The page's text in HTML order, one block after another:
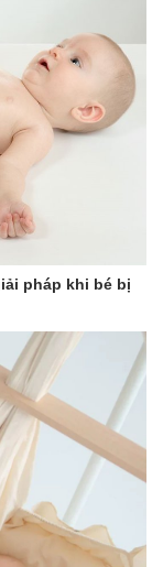
cao.
pháp khi bé bị